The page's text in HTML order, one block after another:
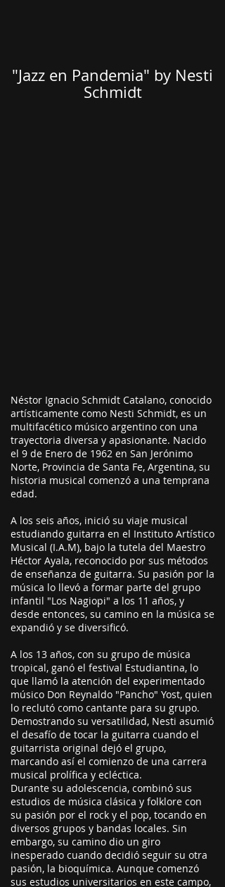
"Jazz en Pandemia" by Nesti
Schmidt
Néstor Ignacio Schmidt Catalano, conocido
artísticamente como Nesti Schmidt, es un
multifacético músico argentino con una
trayectoria diversa y apasionante. Nacido
el 9 de Enero de 1962 en San Jerónimo
Norte, Provincia de Santa Fe, Argentina, su
historia musical comenzó a una temprana
edad.
A los seis años, inició su viaje musical
estudiando guitarra en el Instituto Artístico
Musical (I.A.M), bajo la tutela del Maestro
Héctor Ayala, reconocido por sus métodos
de enseñanza de guitarra. Su pasión por la
música lo llevó a formar parte del grupo
infantil "Los Nagiopi" a los 11 años, y
desde entonces, su camino en la música se
expandió y se diversificó.
A los 13 años, con su grupo de música
tropical, ganó el festival Estudiantina, lo
que llamó la atención del experimentado
músico Don Reynaldo "Pancho" Yost, quien
lo reclutó como cantante para su grupo.
Demostrando su versatilidad, Nesti asumió
el desafío de tocar la guitarra cuando el
guitarrista original dejó el grupo,
marcando así el comienzo de una carrera
musical prolífica y ecléctica.
Durante su adolescencia, combinó sus
estudios de música clásica y folklore con
su pasión por el rock y el pop, tocando en
diversos grupos y bandas locales. Sin
embargo, su camino dio un giro
inesperado cuando decidió seguir su otra
pasión, la bioquímica. Aunque comenzó
sus estudios universitarios en este campo,